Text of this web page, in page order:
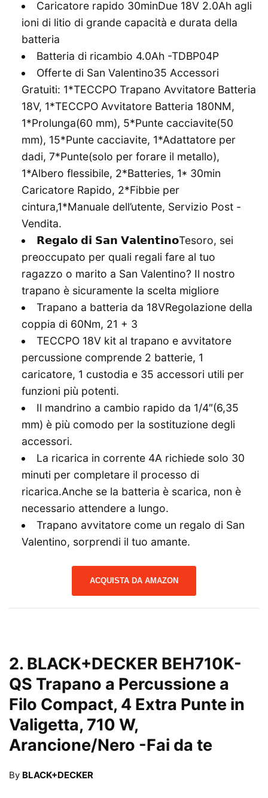
Caricatore rapido 30minDue 18V 2.0Ah agli
ioni di litio di grande capacità e durata della
batteria
Batteria di ricambio 4.0Ah -TDBP04P
Offerte di San Valentino35 Accessori
Gratuiti: 1*TECCPO Trapano Avvitatore Batteria
18V, 1*TECCPO Avvitatore Batteria 180NM,
1*Prolunga(60 mm), 5*Punte cacciavite(50
mm), 15*Punte cacciavite, 1*Adattatore per
dadi, 7*Punte(solo per forare il metallo),
1*Albero flessibile, 2*Batteries, 1* 30min
Caricatore Rapido, 2*Fibbie per
cintura,1*Manuale dell’utente, Servizio Post -
Vendita.
𝗥𝗲𝗴𝗮𝗹𝗼 𝗱𝗶 𝗦𝗮𝗻 𝗩𝗮𝗹𝗲𝗻𝘁𝗶𝗻𝗼Tesoro, sei
preoccupato per quali regali fare al tuo
ragazzo o marito a San Valentino? Il nostro
trapano è sicuramente la scelta migliore
Trapano a batteria da 18VRegolazione della
coppia di 60Nm, 21 + 3
TECCPO 18V kit al trapano e avvitatore
percussione comprende 2 batterie, 1
caricatore, 1 custodia e 35 accessori utili per
funzioni più potenti.
Il mandrino a cambio rapido da 1/4″(6,35
mm) è più comodo per la sostituzione degli
accessori.
La ricarica in corrente 4A richiede solo 30
minuti per completare il processo di
ricarica.Anche se la batteria è scarica, non è
necessario attendere a lungo.
Trapano avvitatore come un regalo di San
Valentino, sorprendi il tuo amante.
ACQUISTA DA AMAZON
2. BLACK+DECKER BEH710K-
QS Trapano a Percussione a
Filo Compact, 4 Extra Punte in
Valigetta, 710 W,
Arancione/Nero -Fai da te
By BLACK+DECKER